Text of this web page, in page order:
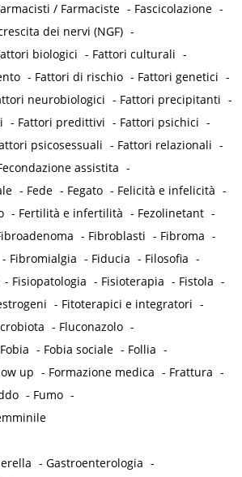
/ Farmaciste - Fascicolazione -
dei nervi (NGF) -
biologici - Fattori culturali -
- Fattori di rischio - Fattori genetici -
neurobiologici - Fattori precipitanti -
- Fattori predittivi - Fattori psichici -
psicosessuali - Fattori relazionali -
assistita -
- Fede - Fegato - Felicità e infelicità -
- Fertilità e infertilità - Fezolinetant -
- Fibroblasti - Fibroma -
- Fibromialgia - Fiducia - Filosofia -
- Fisiopatologia - Fisioterapia - Fistola -
- Fitoterapici e integratori -
- Fluconazolo -
Fobia - Fobia sociale - Follia -
up - Formazione medica - Frattura -
- Fumo -
-Gastroenterologia -